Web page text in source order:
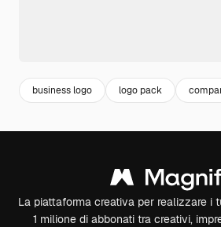
business logo logo pack
La piattaforma creativa per realizzare i
1 milione di abbonati tra creativi,